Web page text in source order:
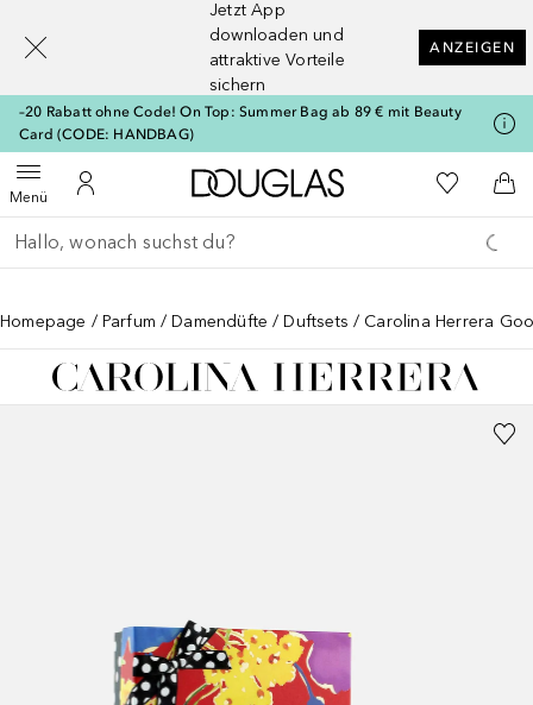
Jetzt App
downloaden und
attraktive Vorteile
sichern
ANZEIGEN
–20 Rabatt ohne Code! On Top: Summer Bag ab 89 € mit Beauty
Card (CODE: HANDBAG)
MenüMenü öffnenZu Meinem Kundenkonto
Zur Douglas Startseite
Zu Meiner
Gehe zurück
Suche ausführen
Homepage Parfum Damendüfte Duftsets Carolina Herrera
[navigation.slideout.screenreader]